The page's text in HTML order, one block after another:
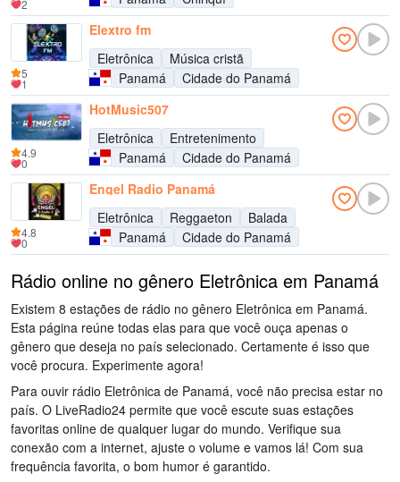
2
Elextro fm
Eletrônica
Música cristã
Panamá
Cidade do Panamá
5
1
HotMusic507
Eletrônica
Entretenimento
Panamá
Cidade do Panamá
4.9
0
Engel Radio Panamá
Eletrônica
Reggaeton
Balada
Panamá
Cidade do Panamá
4.8
0
Rádio online no gênero Eletrônica em Panamá
Existem 8 estações de rádio no gênero Eletrônica em Panamá.
Esta página reúne todas elas para que você ouça apenas o
gênero que deseja no país selecionado. Certamente é isso que
você procura. Experimente agora!
Para ouvir rádio Eletrônica de Panamá, você não precisa estar no
país. O LiveRadio24 permite que você escute suas estações
favoritas online de qualquer lugar do mundo. Verifique sua
conexão com a internet, ajuste o volume e vamos lá! Com sua
frequência favorita, o bom humor é garantido.